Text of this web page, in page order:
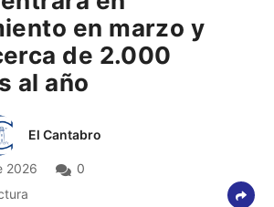
en marzo y
de 2.000
al año
El Cantabro
2026
0